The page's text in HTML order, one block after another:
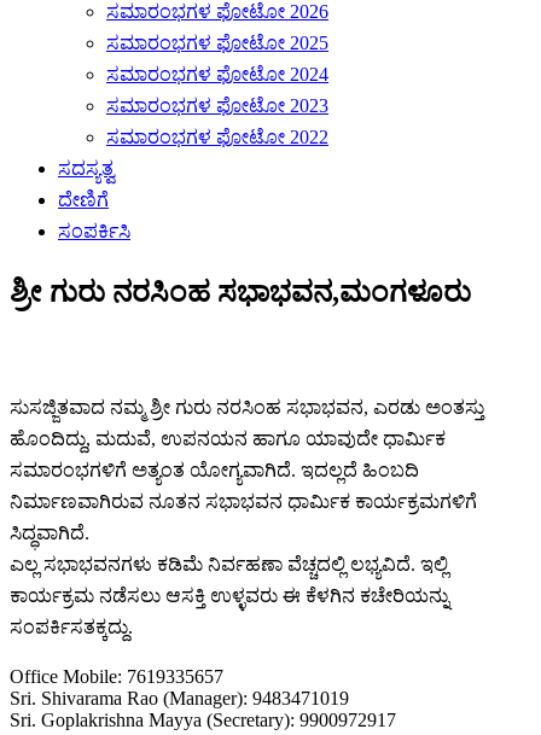
ಸಮಾರಂಭಗಳ ಫೋಟೋ 2026
ಸಮಾರಂಭಗಳ ಫೋಟೋ 2025
ಸಮಾರಂಭಗಳ ಫೋಟೋ 2024
ಸಮಾರಂಭಗಳ ಫೋಟೋ 2023
ಸಮಾರಂಭಗಳ ಫೋಟೋ 2022
ಸದಸ್ಯತ್ವ
ದೇಣಿಗೆ
ಸಂಪರ್ಕಿಸಿ
ಶ್ರೀ ಗುರು ನರಸಿಂಹ ಸಭಾಭವನ,ಮಂಗಳೂರು
ಸುಸಜ್ಜಿತವಾದ ನಮ್ಮ ಶ್ರೀ ಗುರು ನರಸಿಂಹ ಸಭಾಭವನ, ಎರಡು ಅಂತಸ್ತು
ಹೊಂದಿದ್ದು, ಮದುವೆ, ಉಪನಯನ ಹಾಗೂ ಯಾವುದೇ ಧಾರ್ಮಿಕ
ಸಮಾರಂಭಗಳಿಗೆ ಅತ್ಯಂತ ಯೋಗ್ಯವಾಗಿದೆ. ಇದಲ್ಲದೆ ಹಿಂಬದಿ
ನಿರ್ಮಾಣವಾಗಿರುವ ನೂತನ ಸಭಾಭವನ ಧಾರ್ಮಿಕ ಕಾರ್ಯಕ್ರಮಗಳಿಗೆ
ಸಿದ್ಧವಾಗಿದೆ.
ಎಲ್ಲ ಸಭಾಭವನಗಳು ಕಡಿಮೆ ನಿರ್ವಹಣಾ ವೆಚ್ಚದಲ್ಲಿ ಲಭ್ಯವಿದೆ. ಇಲ್ಲಿ
ಕಾರ್ಯಕ್ರಮ ನಡೆಸಲು ಆಸಕ್ತಿ ಉಳ್ಳವರು ಈ ಕೆಳಗಿನ ಕಚೇರಿಯನ್ನು
ಸಂಪರ್ಕಿಸತಕ್ಕದ್ದು.
Office Mobile: 7619335657
Sri. Shivarama Rao (Manager): 9483471019
Sri. Goplakrishna Mayya (Secretary): 9900972917